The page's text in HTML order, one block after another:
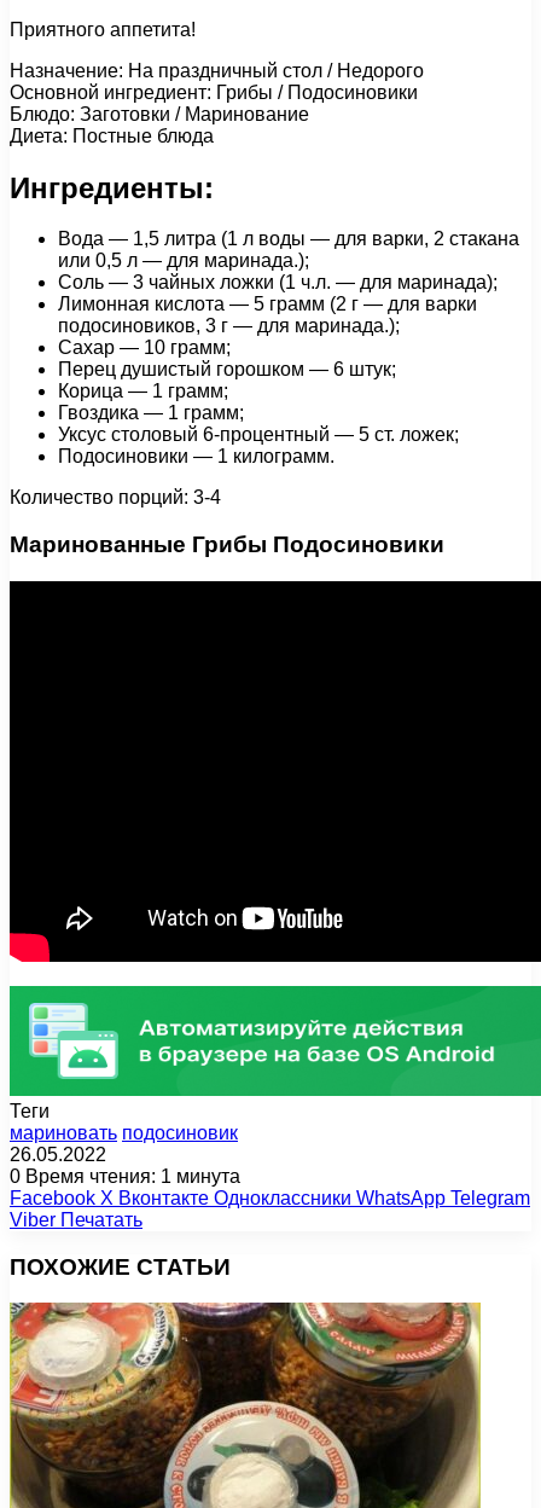
Приятного аппетита!
Назначение: На праздничный стол / Недорого
Основной ингредиент: Грибы / Подосиновики
Блюдо: Заготовки / Маринование
Диета: Постные блюда
Ингредиенты:
Вода — 1,5 литра (1 л воды — для варки, 2 стакана
или 0,5 л — для маринада.);
Соль — 3 чайных ложки (1 ч.л. — для маринада);
Лимонная кислота — 5 грамм (2 г — для варки
подосиновиков, 3 г — для маринада.);
Сахар — 10 грамм;
Перец душистый горошком — 6 штук;
Корица — 1 грамм;
Гвоздика — 1 грамм;
Уксус столовый 6-процентный — 5 ст. ложек;
Подосиновики — 1 килограмм.
Количество порций: 3-4
Маринованные Грибы Подосиновики
Теги
мариновать подосиновик
26.05.2022
0 Время чтения: 1 минута
Facebook X Вконтакте Одноклассники WhatsApp Telegram
Viber Печатать
ПОХОЖИЕ СТАТЬИ